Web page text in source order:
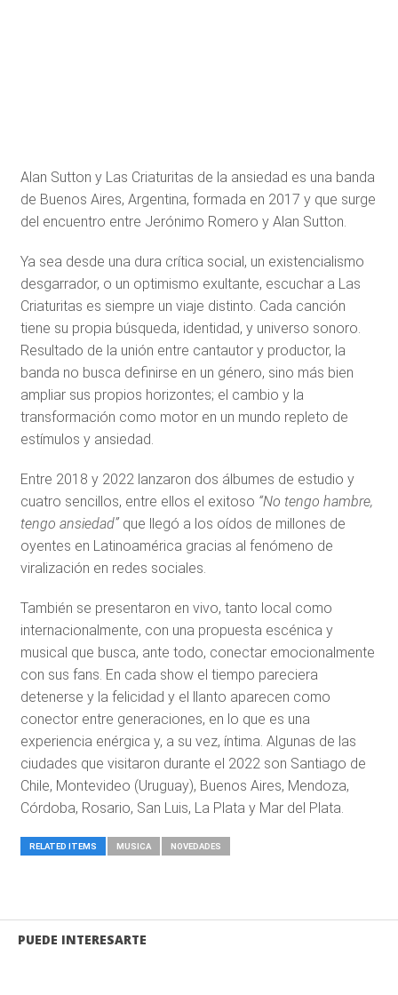
Alan Sutton y Las Criaturitas de la ansiedad es una banda
de Buenos Aires, Argentina, formada en 2017 y que surge
del encuentro entre Jerónimo Romero y Alan Sutton.
Ya sea desde una dura crítica social, un existencialismo
desgarrador, o un optimismo exultante, escuchar a Las
Criaturitas es siempre un viaje distinto. Cada canción
tiene su propia búsqueda, identidad, y universo sonoro.
Resultado de la unión entre cantautor y productor, la
banda no busca definirse en un género, sino más bien
ampliar sus propios horizontes; el cambio y la
transformación como motor en un mundo repleto de
estímulos y ansiedad.
Entre 2018 y 2022 lanzaron dos álbumes de estudio y
cuatro sencillos, entre ellos el exitoso “No tengo hambre,
tengo ansiedad”que llegó a los oídos de millones de
oyentes en Latinoamérica gracias al fenómeno de
viralización en redes sociales.
También se presentaron en vivo, tanto local como
internacionalmente, con una propuesta escénica y
musical que busca, ante todo, conectar emocionalmente
con sus fans. En cada show el tiempo pareciera
detenerse y la felicidad y el llanto aparecen como
conector entre generaciones, en lo que es una
experiencia enérgica y, a su vez, íntima. Algunas de las
ciudades que visitaron durante el 2022 son Santiago de
Chile, Montevideo (Uruguay), Buenos Aires, Mendoza,
Córdoba, Rosario, San Luis, La Plata y Mar del Plata.
RELATED ITEMS MUSICA NOVEDADES
PUEDE INTERESARTE